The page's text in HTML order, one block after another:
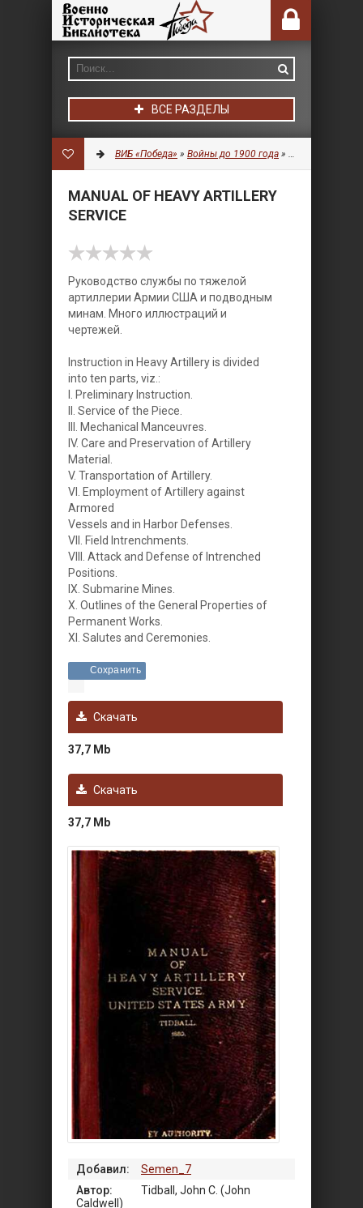
ВСЕ РАЗДЕЛЫ
ВИБ «Победа» » Войны до 1900 года » Артиллерия
MANUAL OF HEAVY ARTILLERY
SERVICE
Руководство службы по тяжелой
артиллерии Армии США и подводным
минам. Много иллюстраций и
чертежей.
Instruction in Heavy Artillery is divided
into ten parts, viz.:
I. Preliminary Instruction.
II. Service of the Piece.
III. Mechanical Manceuvres.
IV. Care and Preservation of Artillery
Material.
V. Transportation of Artillery.
VI. Employment of Artillery against
Armored
Vessels and in Harbor Defenses.
VII. Field Intrenchments.
VIII. Attack and Defense of Intrenched
Positions.
IX. Submarine Mines.
X. Outlines of the General Properties of
Permanent Works.
XI. Salutes and Ceremonies.
Сохранить
Скачать
37,7 Mb
Скачать
37,7 Mb
Добавил:
Semen_7
Автор:
Tidball, John C. (John
Caldwell)